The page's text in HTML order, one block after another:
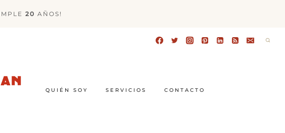
20 AÑOS!
QUIÉN SOY SERVICIOS CONTACTO